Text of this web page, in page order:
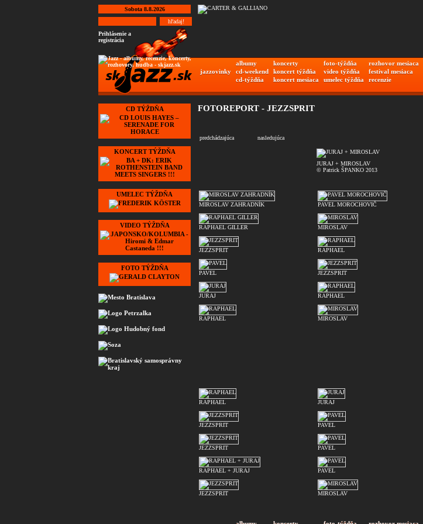
Sobota 8.8.2026
Prihlásenie a
registrácia
jazzovinky
albumy koncerty foto-týždňa rozhovor mesiaca
cd-weekend koncert týždňa video týždňa festival mesiaca
cd-týždňa
koncert mesiaca umelec týždňa recenzie
CD TÝŽDŇA
KONCERT TÝŽDŇA
UMELEC TÝŽDŇA
VIDEO TÝŽDŇA
FOTO TÝŽDŇA
FOTOREPORT - JEZZSPRIT
predchádzajúca nasledujúca
JURAJ + MIROSLAV
© Patrick ŠPANKO 2013
MIROSLAV ZAHRADNÍK PAVEL MOROCHOVIČ
RAPHAEL GILLER MIROSLAV
JEZZSPRIT RAPHAEL
PAVEL JEZZSPRIT
JURAJ RAPHAEL
RAPHAEL MIROSLAV
RAPHAEL JURAJ
JEZZSPRIT PAVEL
JEZZSPRIT PAVEL
RAPHAEL + JURAJ PAVEL
JEZZSPRIT MIROSLAV